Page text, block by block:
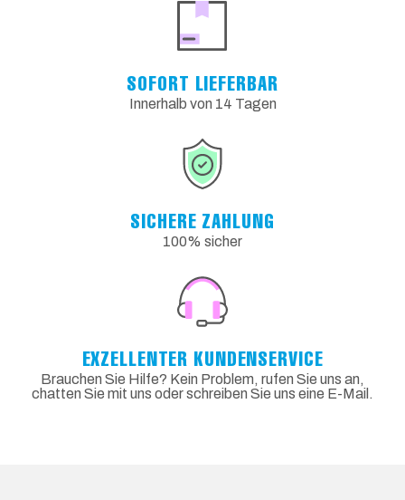
SOFORT LIEFERBAR
Innerhalb von 14 Tagen
SICHERE ZAHLUNG
100% sicher
EXZELLENTER KUNDENSERVICE
Brauchen Sie Hilfe? Kein Problem, rufen Sie uns an,
chatten Sie mit uns oder schreiben Sie uns eine E-Mail.